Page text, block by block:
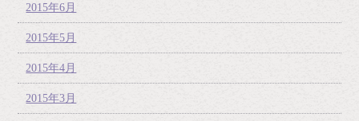
2015年6月
2015年5月
2015年4月
2015年3月